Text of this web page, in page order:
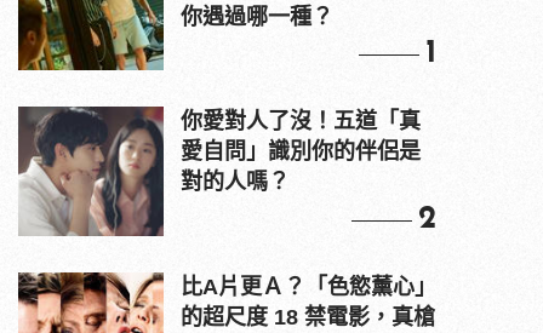
你遇過哪一種？
1
你愛對人了沒！五道「真
愛自問」識別你的伴侶是
對的人嗎？
2
比A片更Ａ？「色慾薰心」
的超尺度 18 禁電影，真槍